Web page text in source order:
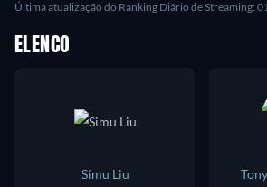
Última atualização do Ranking Diário de Streaming:
ELENCO
Simu Liu